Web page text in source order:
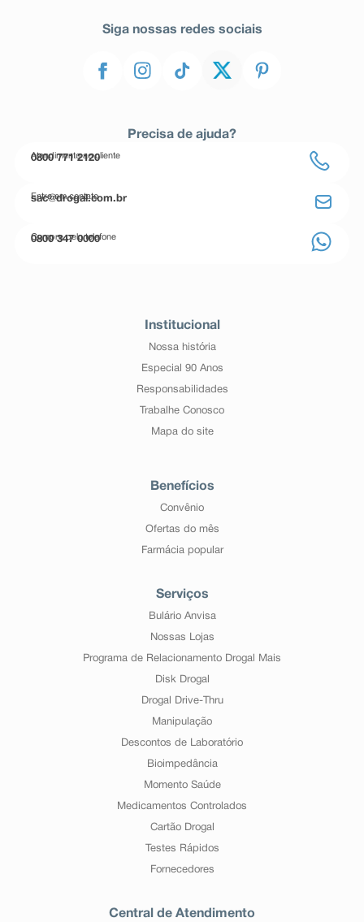
Siga nossas redes sociais
Precisa de ajuda?
Atendimento ao cliente
0800 771 2120
Entre em contato
sac@drogal.com.br
Compre pelo telefone
0800 347 0000
Institucional
Nossa história
Especial 90 Anos
Responsabilidades
Trabalhe Conosco
Mapa do site
Benefícios
Convênio
Ofertas do mês
Farmácia popular
Serviços
Bulário Anvisa
Nossas Lojas
Programa de Relacionamento Drogal Mais
Disk Drogal
Drogal Drive-Thru
Manipulação
Descontos de Laboratório
Bioimpedância
Momento Saúde
Medicamentos Controlados
Cartão Drogal
Testes Rápidos
Fornecedores
Central de Atendimento